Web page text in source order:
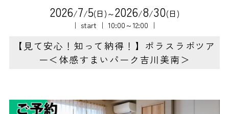
2026/7/5(日)～2026/8/30(日)
｜ start ｜ 10:00～12:00 ｜
【見て安心！知って納得！】ポラスラボツア
ー＜体感すまいパーク吉川美南＞